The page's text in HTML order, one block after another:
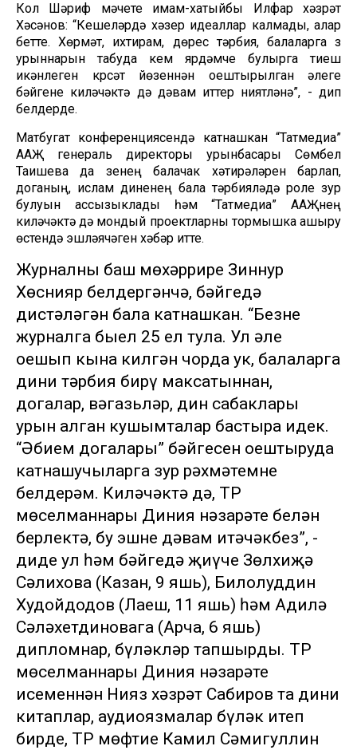
Кол Шәриф мәчете имам-хатыйбы Илфар хәзрәт
Хәсәнов: “Кешеләрдә хәзер идеаллар калмады, алар
бетте. Хөрмәт, ихтирам, дөрес тәрбия, балаларга үз
урыннарын табуда кем ярдәмче булырга тиеш
икәнлеген күрсәтү йөзеннән оештырылган әлеге
бәйгене киләчәктә дә дәвам иттерү ниятләнә”, - дип
белдерде.
Матбугат конференциясендә катнашкан “Татмедиа”
ААҖ генераль директоры урынбасары Сөмбел
Таишева да үзенең балачак хәтирәләрен барлап,
доганың, ислам диненең бала тәрбияләүдә роле зур
булуын ассызыклады һәм “Татмедиа” ААҖнең
киләчәктә дә мондый проектларны тормышка ашыру
өстендә эшләячәген хәбәр итте.
Журналның баш мөхәррире Зиннур
Хөснияр белдергәнчә, бәйгедә
дистәләгән бала катнашкан. “Безнең
журналга быел 25 ел тула. Ул әле
оешып кына килгән чорда ук, балаларга
дини тәрбия бирү максатыннан,
догалар, вәгазьләр, дин сабаклары
урын алган кушымталар бастыра идек.
“Әбием догалары” бәйгесен оештыруда
катнашучыларга зур рәхмәтемне
белдерәм. Киләчәктә дә, ТР
мөселманнары Диния нәзарәте белән
берлектә, бу эшне дәвам итәчәкбез”, -
диде ул һәм бәйгедә җиңүче Зөлхиҗә
Сәлихова (Казан, 9 яшь), Билолуддин
Худойдодов (Лаеш, 11 яшь) һәм Адилә
Сәләхетдиновага (Арча, 6 яшь)
дипломнар, бүләкләр тапшырды. ТР
мөселманнары Диния нәзарәте
исеменнән Нияз хәзрәт Сабиров та дини
китаплар, аудиоязмалар бүләк итеп
бирде, ТР мөфтие Камил Сәмигуллин